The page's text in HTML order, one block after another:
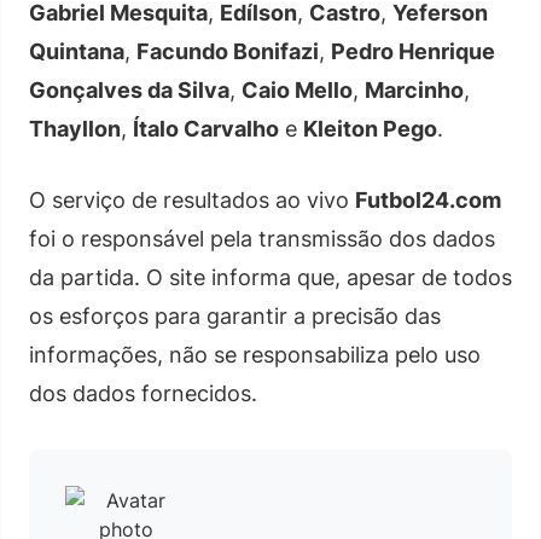
Gabriel Mesquita, Edílson, Castro, Yeferson
Quintana, Facundo Bonifazi, Pedro Henrique
Gonçalves da Silva, Caio Mello, Marcinho,
Thayllon, Ítalo Carvalho e Kleiton Pego.
O serviço de resultados ao vivo Futbol24.com
foi o responsável pela transmissão dos dados
da partida. O site informa que, apesar de todos
os esforços para garantir a precisão das
informações, não se responsabiliza pelo uso
dos dados fornecidos.